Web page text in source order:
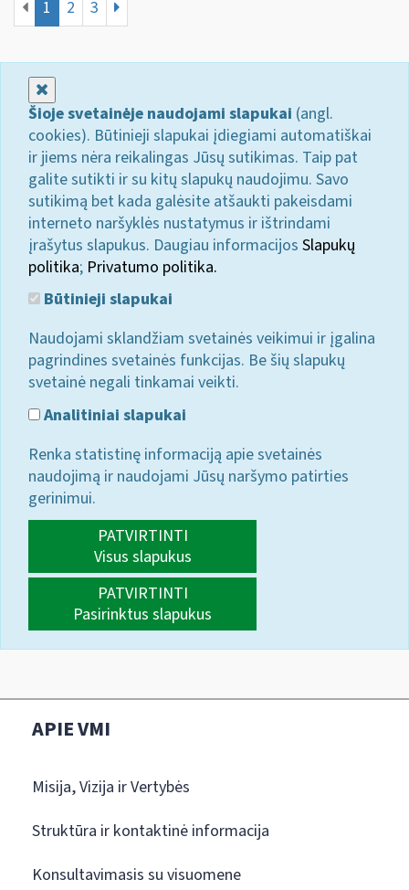
1 2 3
Šioje svetainėje naudojami slapukai (angl.
cookies). Būtinieji slapukai įdiegiami automatiškai
ir jiems nėra reikalingas Jūsų sutikimas. Taip pat
galite sutikti ir su kitų slapukų naudojimu. Savo
sutikimą bet kada galėsite atšaukti pakeisdami
interneto naršyklės nustatymus ir ištrindami
įrašytus slapukus. Daugiau informacijos Slapukų
politika; Privatumo politika.
Būtinieji slapukai
Naudojami sklandžiam svetainės veikimui ir įgalina
pagrindines svetainės funkcijas. Be šių slapukų
svetainė negali tinkamai veikti.
Analitiniai slapukai
Renka statistinę informaciją apie svetainės
naudojimą ir naudojami Jūsų naršymo patirties
gerinimui.
PATVIRTINTI
Visus slapukus
PATVIRTINTI
Pasirinktus slapukus
APIE VMI
Misija, Vizija ir Vertybės
Struktūra ir kontaktinė informacija
Konsultavimasis su visuomene